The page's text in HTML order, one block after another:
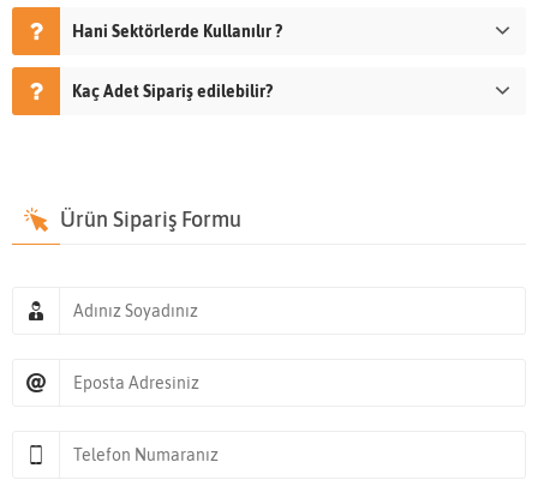
Hani Sektörlerde Kullanılır ?
Kaç Adet Sipariş edilebilir?
Ürün Sipariş Formu